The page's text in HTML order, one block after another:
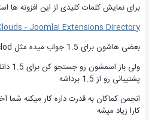
برای نمایش کلمات کلیدی از این افزونه ها
- Joomla! Extensions Directory
بعضی هاشون برای 1.5 جواب میده مثل show tage clod
ولی
پشتیبانی رو از 1.5 برداشه
انجمن کماکان به قدرت داره کار میکنه شما
کارا زیاد میشه